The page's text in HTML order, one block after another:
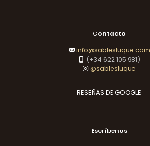
Contacto
info@sablesluque.com
(+34 622 105 981)
@sablesluque
RESEÑAS DE GOOGLE
Escríbenos